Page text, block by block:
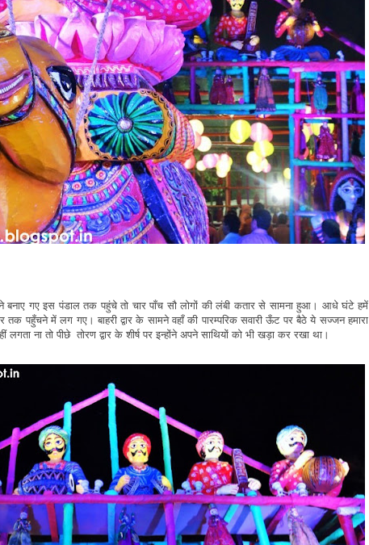
बनाए गए इस पंडाल तक पहुंचे तो चार पाँच सौ लोगों की लंबी कतार से सामना हुआ। आधे घंटे हमें
तक पहुँचने में लग गए। बाहरी द्वार के सामने वहाँ की पारम्परिक सवारी ऊँट पर बैठे ये सज्जन हमारा
ना तो पीछे तोरण द्वार के शीर्ष पर इन्होंने अपने साथियों को भी खड़ा कर रखा था।